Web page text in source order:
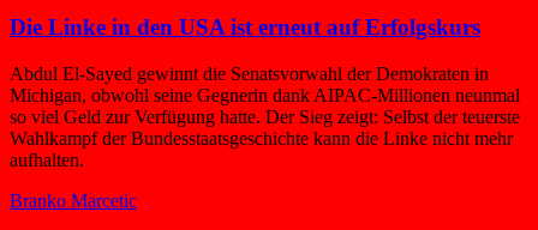
Die Linke in den USA ist erneut auf Erfolgskurs
Abdul El-Sayed gewinnt die Senatsvorwahl der Demokraten in
Michigan, obwohl seine Gegnerin dank AIPAC-Millionen neunmal
so viel Geld zur Verfügung hatte. Der Sieg zeigt: Selbst der teuerste
Wahlkampf der Bundesstaatsgeschichte kann die Linke nicht mehr
aufhalten.
Branko Marcetic